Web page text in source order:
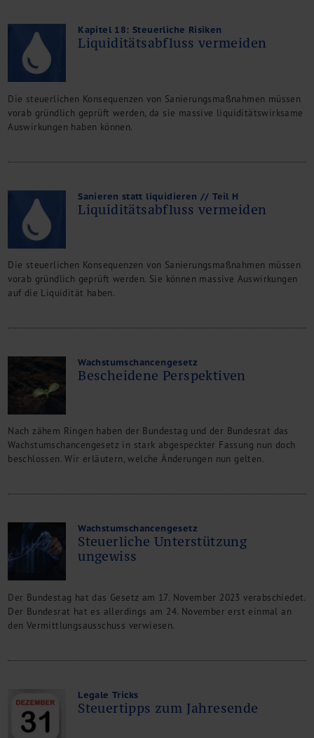
Kapitel 18: Steuerliche Risiken
Liquiditätsabfluss vermeiden
Die steuerlichen Konsequenzen von Sanierungsmaßnahmen müssen
vorab gründlich geprüft werden, da sie massive liquiditätswirksame
Auswirkungen haben können.
Sanieren statt liquidieren // Teil H
Liquiditätsabfluss vermeiden
Die steuerlichen Konsequenzen von Sanierungsmaßnahmen müssen
vorab gründlich geprüft werden. Sie können massive Auswirkungen
auf die Liquidität haben.
Wachstumschancengesetz
Bescheidene Perspektiven
Nach zähem Ringen haben der Bundestag und der Bundesrat das
Wachstumschancengesetz in stark abgespeckter Fassung nun doch
beschlossen. Wir erläutern, welche Änderungen nun gelten.
Wachstumschancengesetz
Steuerliche Unterstützung
ungewiss
Der Bundestag hat das Gesetz am 17. November 2023 verabschiedet.
Der Bundesrat hat es allerdings am 24. November erst einmal an
den Vermittlungsausschuss verwiesen.
Legale Tricks
Steuertipps zum Jahresende